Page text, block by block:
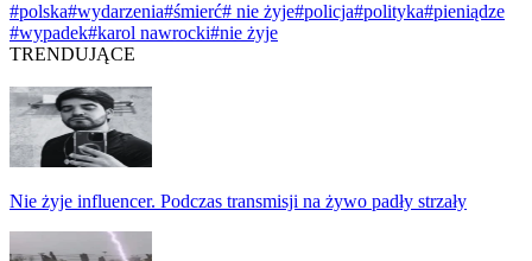
#polska#wydarzenia#śmierć# nie żyje#policja#polityka#pieniądze
#wypadek#karol nawrocki#nie żyje
TRENDUJĄCE
Nie żyje influencer. Podczas transmisji na żywo padły strzały